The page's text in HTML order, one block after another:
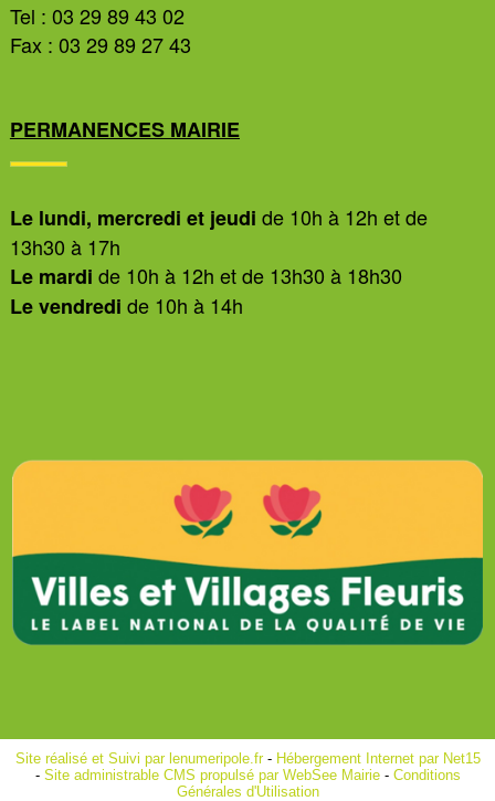
Tel : 03 29 89 43 02
Fax : 03 29 89 27 43
PERMANENCES MAIRIE
Le lundi, mercredi et jeudi de 10h à 12h et de
13h30 à 17h
Le mardi de 10h à 12h et de 13h30 à 18h30
Le vendredi de 10h à 14h
Site réalisé et Suivi par lenumeripole.fr- Hébergement Internet par Net15
- Site administrable CMS propulsé par WebSee Mairie- Conditions
Générales d'Utilisation